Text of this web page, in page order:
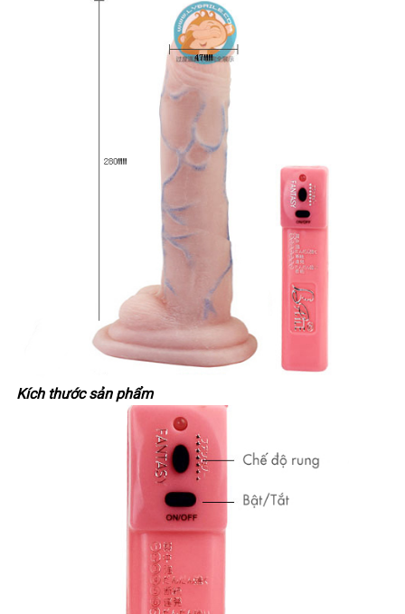
Kích thước sản phẩm